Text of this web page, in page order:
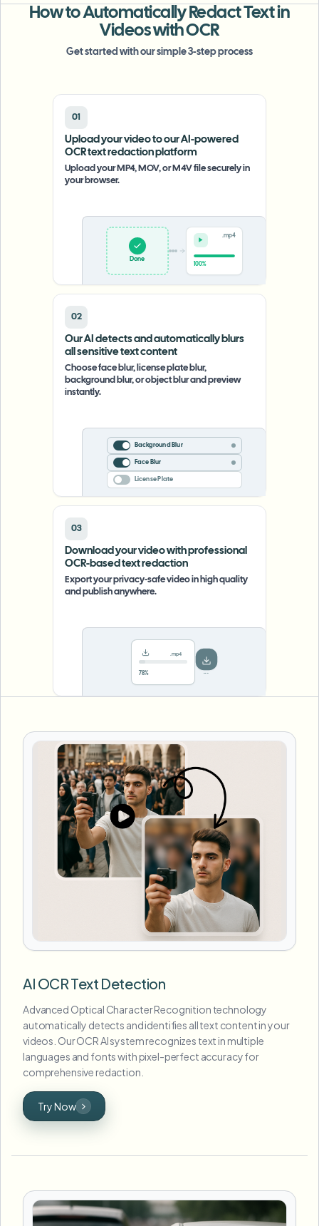
비디오 인텔리전스
무엇이든 블러
기업 영역, 정책 및 검토
API & SDK
비디오 인텔리전스
How to Automatically Redact Text in
Videos with OCR
Get started with our simple 3-step process
01
Upload your video to our AI-powered
OCR text redaction platform
Upload your MP4, MOV, or M4V file securely in
your browser.
Upload
0%
.mp4
02
Our AI detects and automatically blurs
all sensitive text content
Choose face blur, license plate blur,
background blur, or object blur and preview
instantly.
Background Blur
Face Blur
License Plate
03
Download your video with professional
OCR-based text redaction
Export your privacy-safe video in high quality
and publish anywhere.
.mp4
Saved! Done
AI OCR Text Detection
Advanced Optical Character Recognition technology
automatically detects and identifies all text content in your
videos. Our OCR AI system recognizes text in multiple
languages and fonts with pixel-perfect accuracy for
comprehensive redaction.
Try Now